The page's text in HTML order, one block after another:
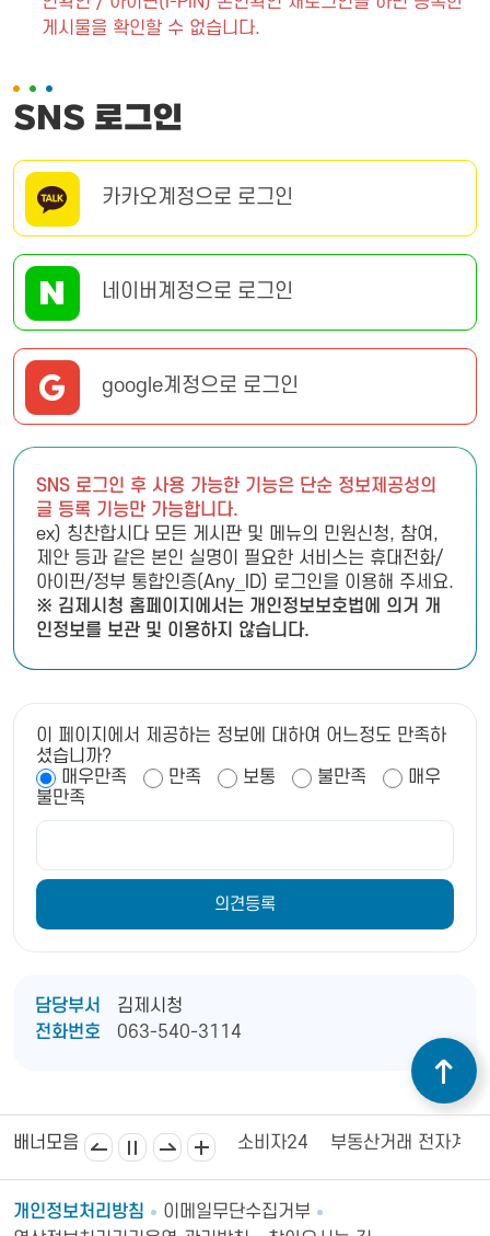
게시물을 확인할 수 없습니다.
SNS 로그인
카카오계정으로 로그인
네이버계정으로 로그인
google계정으로 로그인
SNS 로그인 후 사용 가능한 기능은 단순 정보제공성의
글 등록 기능만 가능합니다.
ex) 칭찬합시다 모든 게시판 및 메뉴의 민원신청, 참여,
제안 등과 같은 본인 실명이 필요한 서비스는 휴대전화/
아이핀/정부 통합인증(Any_ID) 로그인을 이용해 주세요.
※ 김제시청 홈페이지에서는 개인정보보호법에 의거 개
인정보를 보관 및 이용하지 않습니다.
이 페이지에서 제공하는 정보에 대하여 어느정도 만족하
셨습니까?
매우만족
만족 보통 불만족
매우
불만족
담당부서
김제시청
전화번호
063-540-3114
배너모음
제상공회의소 김제시의회 소비자24 부동산거래 전자계약
개인정보처리방침
이메일무단수집거부